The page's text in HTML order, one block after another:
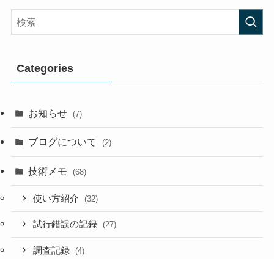
Categories
お知らせ (7)
ブログについて (2)
技術メモ (68)
使い方紹介 (32)
試行錯誤の記録 (27)
調査記録 (4)